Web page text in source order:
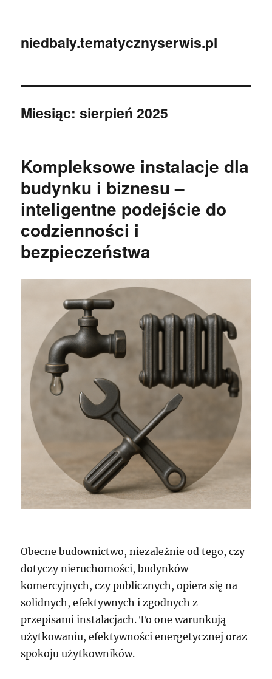
niedbaly.tematycznyserwis.pl
Miesiąc:sierpień 2025
Kompleksowe instalacje dla
budynku i biznesu –
inteligentne podejście do
codzienności i
bezpieczeństwa
Obecne budownictwo, niezależnie od tego, czy
dotyczy nieruchomości, budynków
komercyjnych, czy publicznych, opiera się na
solidnych, efektywnych i zgodnych z
przepisami instalacjach. To one warunkują
użytkowaniu, efektywności energetycznej oraz
spokoju użytkowników.